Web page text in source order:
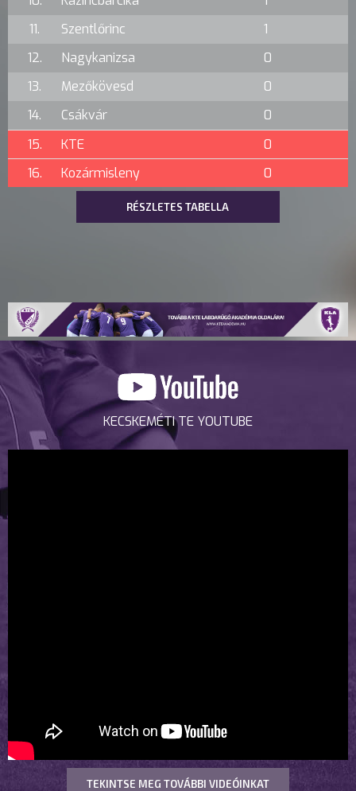
11.
Szentlőrinc
1
12.
Nagykanizsa
0
13.
Mezőkövesd
0
14.
Csákvár
0
15.
KTE
0
16.
Kozármisleny 0
RÉSZLETES TABELLA
KECSKEMÉTI TE YOUTUBE
TEKINTSE MEG TOVÁBBI VIDEÓINKAT